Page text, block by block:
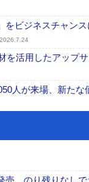
をビジネスチャン
2026.7.24
活用したアップサ
人が来場、新たな
売 のり残りなしで